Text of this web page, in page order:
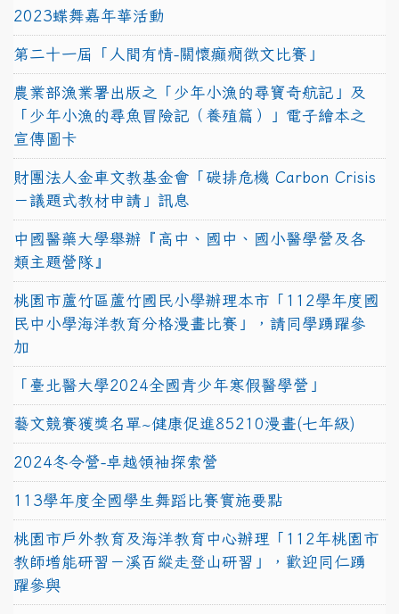
2023蝶舞嘉年華活動
第二十一屆「人間有情-關懷癲癇徵文比賽」
農業部漁業署出版之「少年小漁的尋寶奇航記」及
「少年小漁的尋魚冒險記（養殖篇）」電子繪本之
宣傳圖卡
財團法人金車文教基金會「碳排危機 Carbon Crisis
－議題式教材申請」訊息
中國醫藥大學舉辦『高中、國中、國小醫學營及各
類主題營隊』
桃園市蘆竹區蘆竹國民小學辦理本市「112學年度國
民中小學海洋教育分格漫畫比賽」，請同學踴躍參
加
「臺北醫大學2024全國青少年寒假醫學營」
藝文競賽獲獎名單~健康促進85210漫畫(七年級)
2024冬令營-卓越領袖探索營
113學年度全國學生舞蹈比賽實施要點
桃園市戶外教育及海洋教育中心辦理「112年桃園市
教師增能研習－溪百縱走登山研習」，歡迎同仁踴
躍參與